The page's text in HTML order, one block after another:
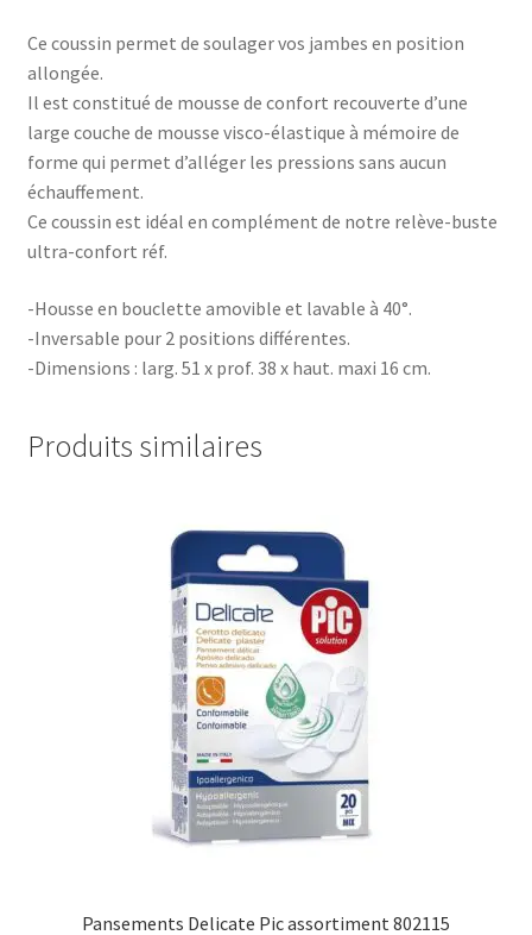
Ce coussin permet de soulager vos jambes en position
allongée.
Il est constitué de mousse de confort recouverte d’une
large couche de mousse visco-élastique à mémoire de
forme qui permet d’alléger les pressions sans aucun
échauffement.
Ce coussin est idéal en complément de notre relève-buste
ultra-confort réf.
-Housse en bouclette amovible et lavable à 40°.
-Inversable pour 2 positions différentes.
-Dimensions : larg. 51 x prof. 38 x haut. maxi 16 cm.
Produits similaires
Pansements Delicate Pic assortiment 802115